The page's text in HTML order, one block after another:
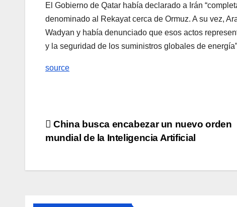
El Gobierno de Qatar había declarado a Irán
denominado al Rekayat cerca de Ormuz. A su vez,
Wadyan y había denunciado que esos actos
y la seguridad de los suministros globales de
source
Navegación
entradas
China busca encabezar un nuevo orden
mundial de la Inteligencia Artificial